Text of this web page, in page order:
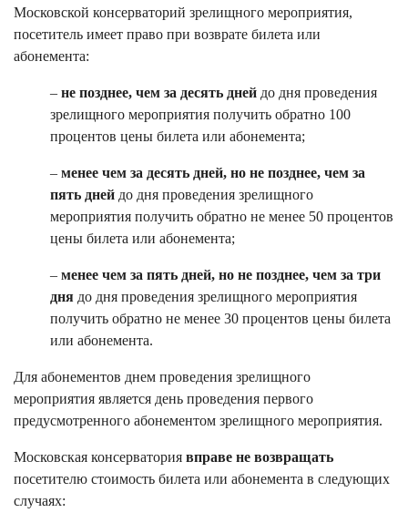
Московской консерваторий зрелищного мероприятия,
посетитель имеет право при возврате билета или
абонемента:
– не позднее, чем за десять дней до дня проведения
зрелищного мероприятия получить обратно 100
процентов цены билета или абонемента;
– менее чем за десять дней, но не позднее, чем за
пять дней до дня проведения зрелищного
мероприятия получить обратно не менее 50 процентов
цены билета или абонемента;
– менее чем за пять дней, но не позднее, чем за три
дня до дня проведения зрелищного мероприятия
получить обратно не менее 30 процентов цены билета
или абонемента.
Для абонементов днем проведения зрелищного
мероприятия является день проведения первого
предусмотренного абонементом зрелищного мероприятия.
Московская консерватория вправе не возвращать
посетителю стоимость билета или абонемента в следующих
случаях: